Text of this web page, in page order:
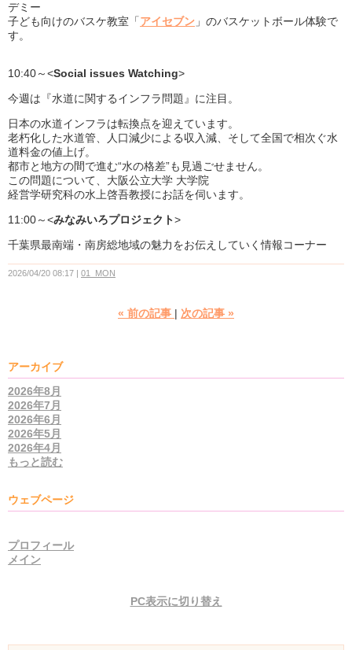
デミー
子ども向けのバスケ教室「アイセブン 」のバスケットボール体験で
す。
10:40～<Social issues Watching>
今週は『水道に関するインフラ問題』に注目。
日本の水道インフラは転換点を迎えています。
老朽化した水道管、人口減少による収入減、そして全国で相次ぐ水
道料金の値上げ。
都市と地方の間で進む“水の格差”も見過ごせません。
この問題について、大阪公立大学 大学院
経営学研究科の水上啓吾教授にお話を伺います。
11:00～<みなみいろプロジェクト>
千葉県最南端・南房総地域の魅力をお伝えしていく情報コーナー
2026/04/20 08:17 01_MON
« 前の記事 次の記事 »
アーカイブ
2026年8月
2026年7月
2026年6月
2026年5月
2026年4月
もっと読む
ウェブページ
プロフィール
メイン
PC表示に切り替え